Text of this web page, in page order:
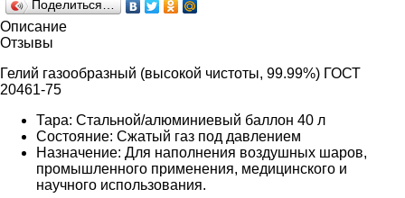
Поделиться…
Описание
Отзывы
Гелий газообразный (высокой чистоты, 99.99%) ГОСТ
20461-75
Тара: Стальной/алюминиевый баллон 40 л
Состояние: Сжатый газ под давлением
Назначение: Для наполнения воздушных шаров,
промышленного применения, медицинского и
научного использования.